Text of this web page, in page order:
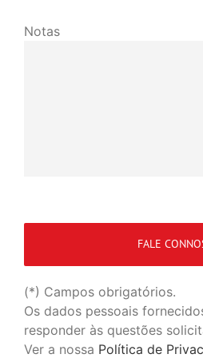
Notas
(*) Campos obrigatórios.
Os dados pessoais
responder às questões
Ver a nossa Política de